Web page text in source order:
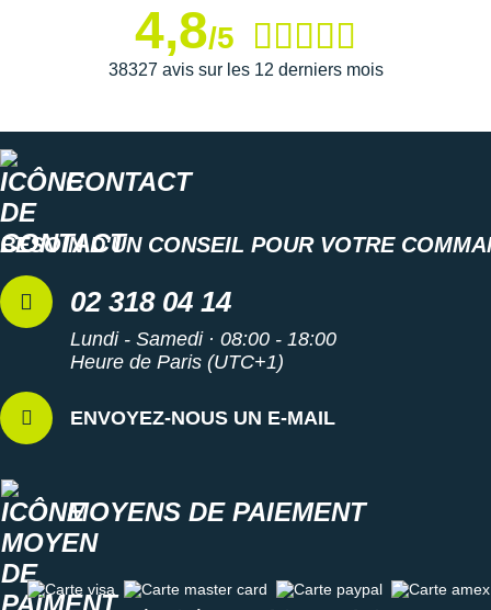
4,8/5
38327 avis sur les 12 derniers mois
CONTACT
BESOIN D'UN CONSEIL POUR VOTRE
02 318 04 14
Lundi - Samedi · 08:00 - 18:00
Heure de Paris (UTC+1)
ENVOYEZ-NOUS UN E-MAIL
MOYENS DE PAIEMENT
Carte visa Carte master card Carte paypal Carte amex